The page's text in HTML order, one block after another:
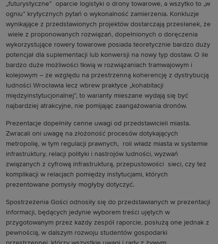
„futurystyczne” oparcie logistyki o drony towarowe, a wszytko to „w
ogniu” krytycznych pytań o wykonalność zamierzenia. Konkluzje
wynikające z przedstawionych projektów dostarczają przesłanek, że
wiele z proponowanych rozwiązań, dopełnionych o doręczenia
wykorzystujące rowery towarowe posiada teoretycznie bardzo duży
potencjał dla suplementacji lub konwersji na nowy typ dostaw. O ile
bardzo duże możliwości tkwią w rozwiązaniach tramwajowym i
kolejowym – ze względu na przestrzenną koherencję z dystrybucją
ludności Wrocławia lecz wbrew praktyce „kohabitacji
międzyinstytucjonalnej”, to warianty mieszane wydają się być
najbardziej atrakcyjne, nie pomijając zaangażowania dronów.
Prezentacje dopełniły cenne uwagi od przedstawicieli miasta.
Zwracali oni uwagę na złożoność procesów dotykających
metropolię, w tym regulacji prawnych, roli władz miasta w systemie
infrastruktury, relacji polityki i nastrojów ludności, wyzwań
związanych z cyfrową infrastrukturą, przepustowości sieci, czy też
komplikacji w relacjach pomiędzy instytucjami, których
prezentowane pomysły mogłyby dotyczyć.
Spostrzeżenia Gości odnosiły się do przedstawianych w prezentacji
informacji, będących jedynie wyborem treści ujętych w
przygotowanym przez każdy zespół raporcie, posłużą one jednak z
pewnością, w dalszym rozwoju studentów gospodarki